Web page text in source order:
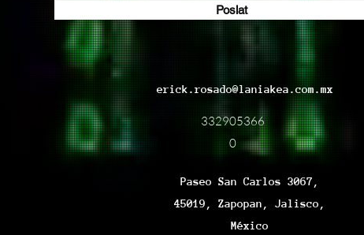
Poslat
erick.rosado@laniakea.com.mx
332905366
0
Paseo San Carlos 3067,
45019, Zapopan, Jalisco,
México